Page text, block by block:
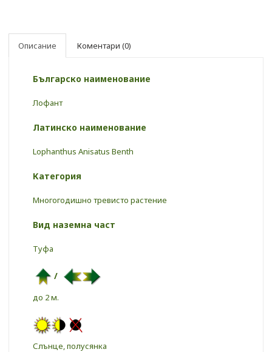
Описание Коментари (0)
Българско наименование
Лофант
Латинско наименование
Lophanthus Anisatus Benth
Категория
Многогодишно тревисто растение
Вид наземна част
Туфа
/
до 2 м.
Слънце, полусянка